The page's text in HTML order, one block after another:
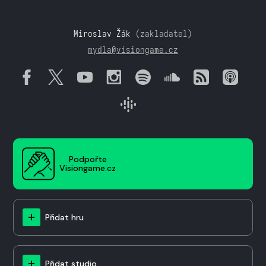
Miroslav Žák (zakladatel)
mydla@visiongame.cz
Podpořte
Visiongame.cz
Přidat hru
Přidat studio